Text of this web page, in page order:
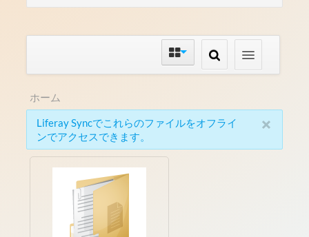
ホーム
×
Liferay Syncでこれらのファイルをオフライ
ンでアクセスできます。